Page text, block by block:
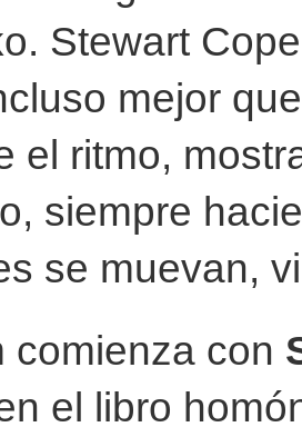
Stewart
mejor
el ritmo,
siempre
se muevan,
comienza con
el libro